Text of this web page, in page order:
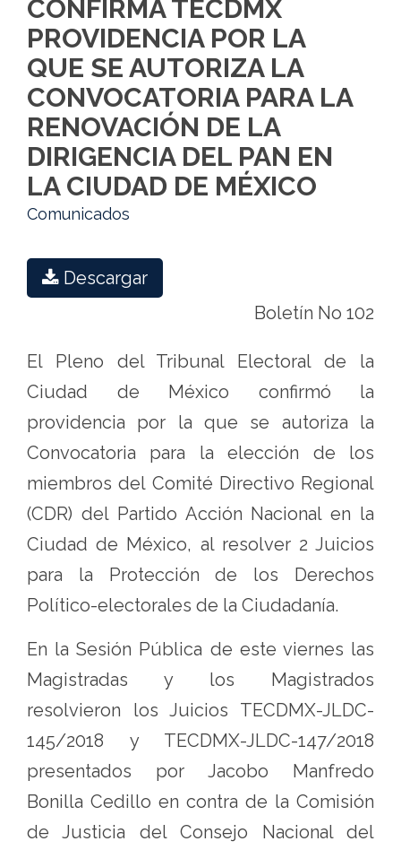
DIRIGENCIA
DEL
PAN
CIUDAD
MÉXICO
Electoral
Ciudad
México
CONFIRMA TECDMX
PROVIDENCIA POR LA
QUE SE AUTORIZA LA
CONVOCATORIA PARA LA
RENOVACIÓN DE LA
DIRIGENCIA DEL PAN EN
LA CIUDAD DE MÉXICO
Comunicados
Descargar
Boletín No 102
El Pleno del Tribunal Electoral de la
Ciudad de México confirmó la
providencia por la que se autoriza la
Convocatoria para la elección de los
miembros del Comité Directivo Regional
(CDR) del Partido Acción Nacional en la
Ciudad de México, al resolver 2 Juicios
para la Protección de los Derechos
Político-electorales de la Ciudadanía.
En la Sesión Pública de este viernes las
Magistradas y los Magistrados
resolvieron los Juicios TECDMX-JLDC-
145/2018 y TECDMX-JLDC-147/2018
presentados por Jacobo Manfredo
Bonilla Cedillo en contra de la Comisión
de Justicia del Consejo Nacional del